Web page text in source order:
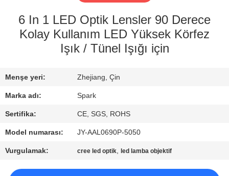
KALITE
KONTROLÜ
BIZIMLE
İLETIŞIM
HABERLER
6 In 1 LED Optik Lensler 90 Derece
Kolay Kullanım LED Yüksek Körfez
Işık / Tünel Işığı için
Menşe yeri: Zhejiang, Çin
Marka adı: Spark
Sertifika: CE, SGS, ROHS
Model numarası: JY-AAL0690P-5050
Vurgulamak: cree led optik, led lamba objektif